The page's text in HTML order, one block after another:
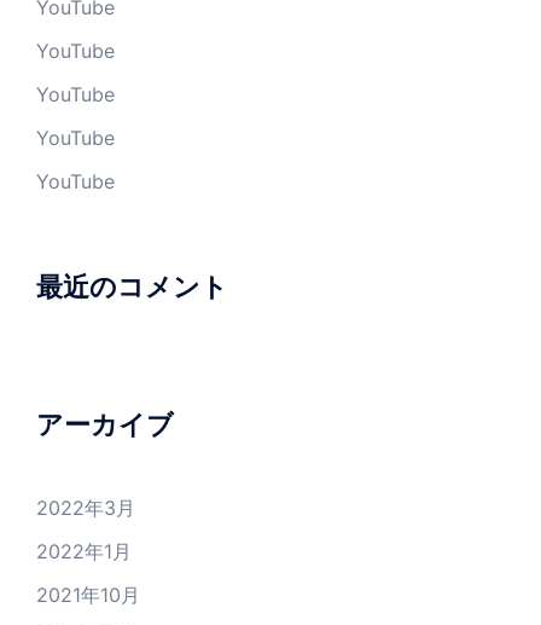
YouTube
YouTube
YouTube
YouTube
YouTube
最近のコメント
アーカイブ
2022年3月
2022年1月
2021年10月